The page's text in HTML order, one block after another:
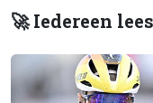
🚀 Iedereen